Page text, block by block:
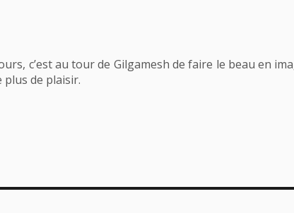
c’est au tour de Gilgamesh de faire le beau en
de plaisir.